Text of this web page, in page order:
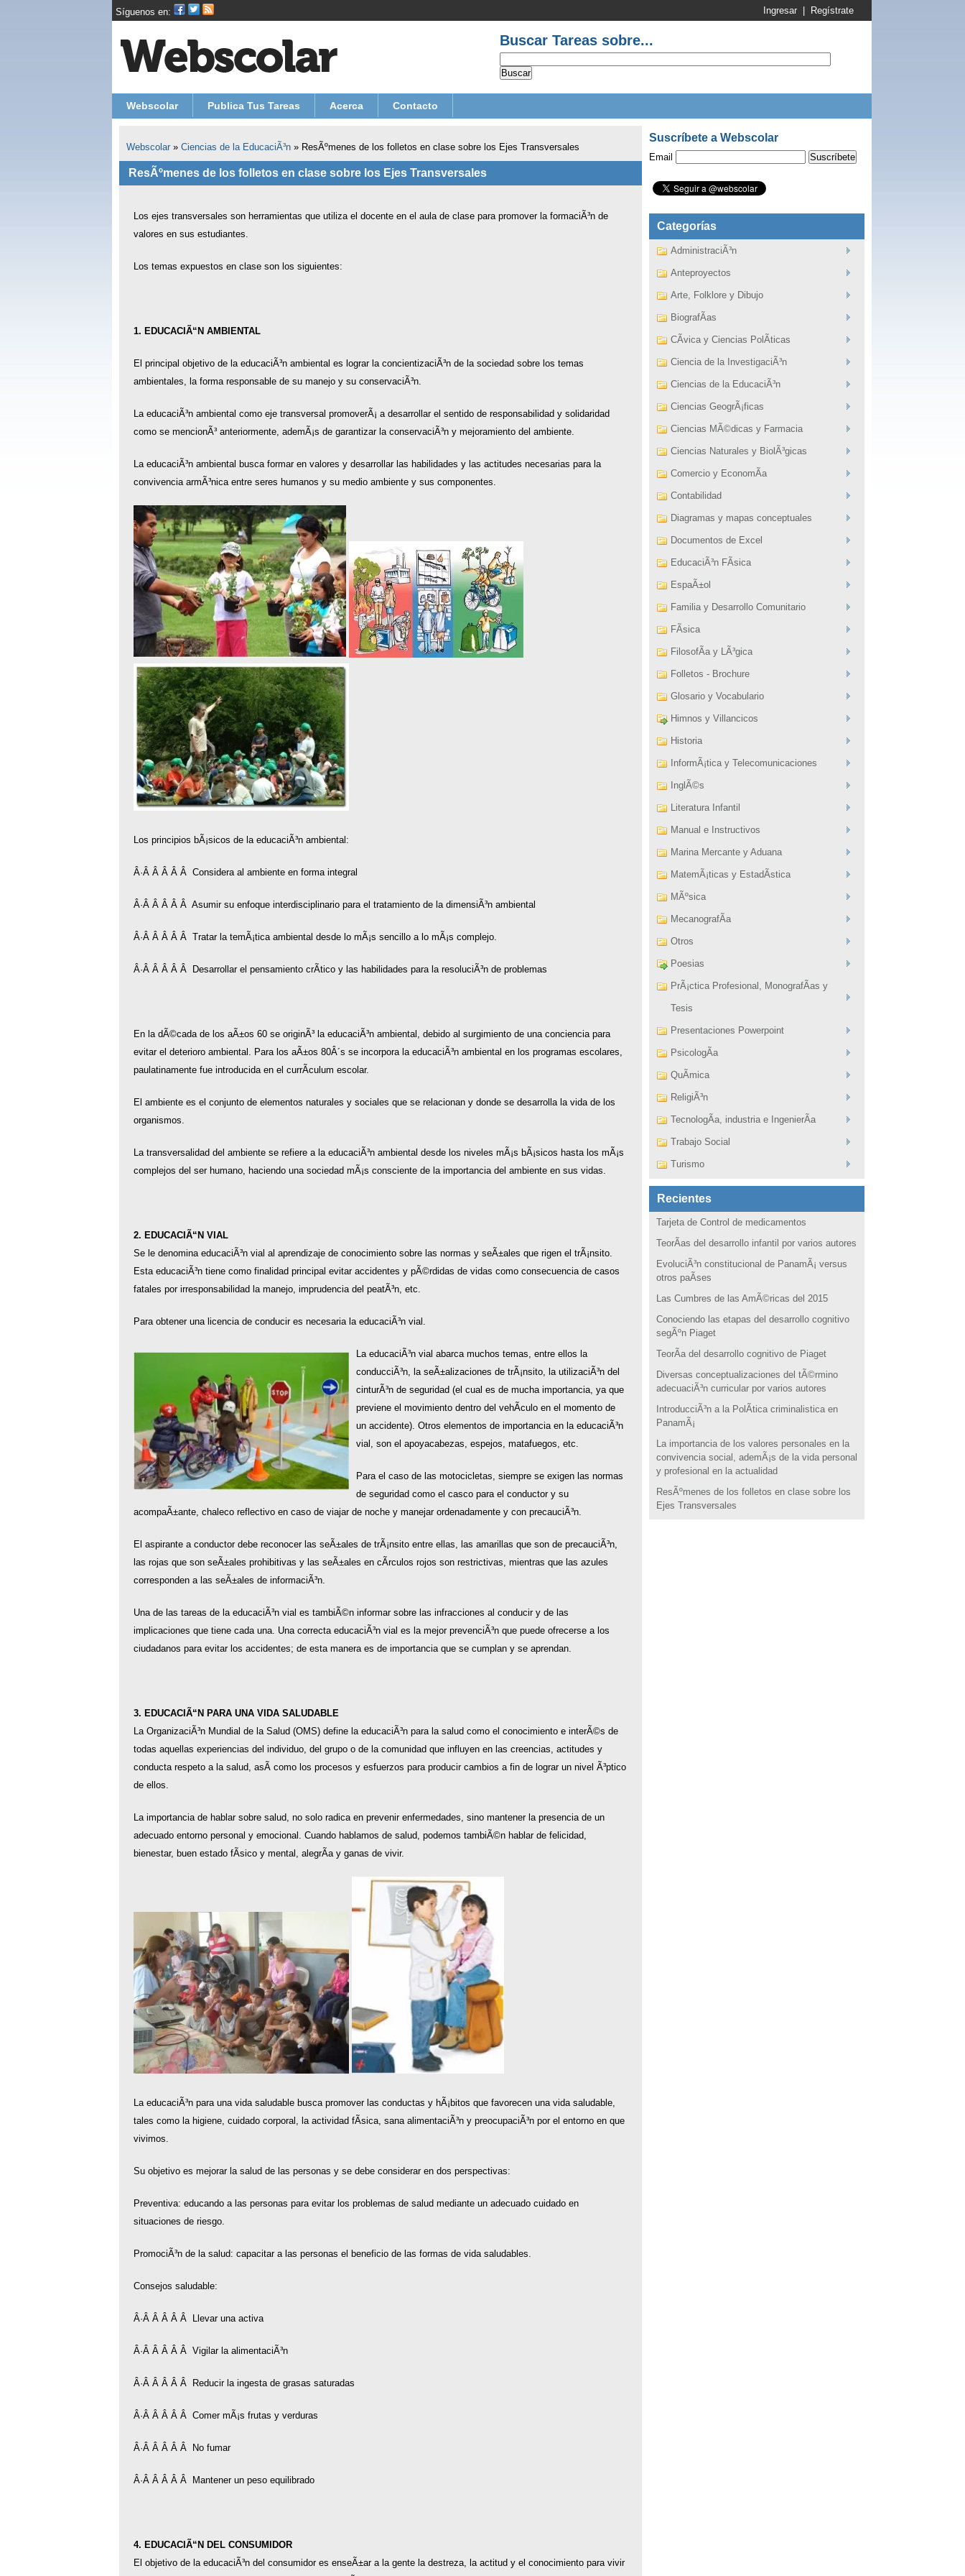
Síguenos en: Ingresar| Regístrate
Buscar Tareas sobre...
Webscolar Publica Tus Tareas Acerca Contacto
Webscolar» Ciencias de la EducaciÃ³n» ResÃºmenes de los folletos en clase sobre los Ejes Transversales
ResÃºmenes de los folletos en clase sobre los Ejes Transversales
Los ejes transversales son herramientas que utiliza el docente en el aula de clase para promover la formaciÃ³n de
valores en sus estudiantes.
Los temas expuestos en clase son los siguientes:
1. EDUCACIÃ“N AMBIENTAL
El principal objetivo de la educaciÃ³n ambiental es lograr la concientizaciÃ³n de la sociedad sobre los temas
ambientales, la forma responsable de su manejo y su conservaciÃ³n.
La educaciÃ³n ambiental como eje transversal promoverÃ¡ a desarrollar el sentido de responsabilidad y solidaridad
como se mencionÃ³ anteriormente, ademÃ¡s de garantizar la conservaciÃ³n y mejoramiento del ambiente.
La educaciÃ³n ambiental busca formar en valores y desarrollar las habilidades y las actitudes necesarias para la
convivencia armÃ³nica entre seres humanos y su medio ambiente y sus componentes.
Los principios bÃ¡sicos de la educaciÃ³n ambiental:
Â·Â Â Â Â Â Considera al ambiente en forma integral
Â·Â Â Â Â Â Asumir su enfoque interdisciplinario para el tratamiento de la dimensiÃ³n ambiental
Â·Â Â Â Â Â Tratar la temÃ¡tica ambiental desde lo mÃ¡s sencillo a lo mÃ¡s complejo.
Â·Â Â Â Â Â Desarrollar el pensamiento crÃ­tico y las habilidades para la resoluciÃ³n de problemas
En la dÃ©cada de los aÃ±os 60 se originÃ³ la educaciÃ³n ambiental, debido al surgimiento de una conciencia para
evitar el deterioro ambiental. Para los aÃ±os 80Â´s se incorpora la educaciÃ³n ambiental en los programas escolares,
paulatinamente fue introducida en el currÃ­culum escolar.
El ambiente es el conjunto de elementos naturales y sociales que se relacionan y donde se desarrolla la vida de los
organismos.
La transversalidad del ambiente se refiere a la educaciÃ³n ambiental desde los niveles mÃ¡s bÃ¡sicos hasta los mÃ¡s
complejos del ser humano, haciendo una sociedad mÃ¡s consciente de la importancia del ambiente en sus vidas.
2. EDUCACIÃ“N VIAL
Se le denomina educaciÃ³n vial al aprendizaje de conocimiento sobre las normas y seÃ±ales que rigen el trÃ¡nsito.
Esta educaciÃ³n tiene como finalidad principal evitar accidentes y pÃ©rdidas de vidas como consecuencia de casos
fatales por irresponsabilidad la manejo, imprudencia del peatÃ³n, etc.
Para obtener una licencia de conducir es necesaria la educaciÃ³n vial.
La educaciÃ³n vial abarca muchos temas, entre ellos la
conducciÃ³n, la seÃ±alizaciones de trÃ¡nsito, la utilizaciÃ³n del
cinturÃ³n de seguridad (el cual es de mucha importancia, ya que
previene el movimiento dentro del vehÃ­culo en el momento de
un accidente). Otros elementos de importancia en la educaciÃ³n
vial, son el apoyacabezas, espejos, matafuegos, etc.
Para el caso de las motocicletas, siempre se exigen las normas
de seguridad como el casco para el conductor y su
acompaÃ±ante, chaleco reflectivo en caso de viajar de noche y manejar ordenadamente y con precauciÃ³n.
El aspirante a conductor debe reconocer las seÃ±ales de trÃ¡nsito entre ellas, las amarillas que son de precauciÃ³n,
las rojas que son seÃ±ales prohibitivas y las seÃ±ales en cÃ­rculos rojos son restrictivas, mientras que las azules
corresponden a las seÃ±ales de informaciÃ³n.
Una de las tareas de la educaciÃ³n vial es tambiÃ©n informar sobre las infracciones al conducir y de las
implicaciones que tiene cada una. Una correcta educaciÃ³n vial es la mejor prevenciÃ³n que puede ofrecerse a los
ciudadanos para evitar los accidentes; de esta manera es de importancia que se cumplan y se aprendan.
3. EDUCACIÃ“N PARA UNA VIDA SALUDABLE
La OrganizaciÃ³n Mundial de la Salud (OMS) define la educaciÃ³n para la salud como el conocimiento e interÃ©s de
todas aquellas experiencias del individuo, del grupo o de la comunidad que influyen en las creencias, actitudes y
conducta respeto a la salud, asÃ­ como los procesos y esfuerzos para producir cambios a fin de lograr un nivel Ã³ptico
de ellos.
La importancia de hablar sobre salud, no solo radica en prevenir enfermedades, sino mantener la presencia de un
adecuado entorno personal y emocional. Cuando hablamos de salud, podemos tambiÃ©n hablar de felicidad,
bienestar, buen estado fÃ­sico y mental, alegrÃ­a y ganas de vivir.
La educaciÃ³n para una vida saludable busca promover las conductas y hÃ¡bitos que favorecen una vida saludable,
tales como la higiene, cuidado corporal, la actividad fÃ­sica, sana alimentaciÃ³n y preocupaciÃ³n por el entorno en que
vivimos.
Su objetivo es mejorar la salud de las personas y se debe considerar en dos perspectivas:
Preventiva: educando a las personas para evitar los problemas de salud mediante un adecuado cuidado en
situaciones de riesgo.
PromociÃ³n de la salud: capacitar a las personas el beneficio de las formas de vida saludables.
Consejos saludable:
Â·Â Â Â Â Â Llevar una activa
Â·Â Â Â Â Â Vigilar la alimentaciÃ³n
Â·Â Â Â Â Â Reducir la ingesta de grasas saturadas
Â·Â Â Â Â Â Comer mÃ¡s frutas y verduras
Â·Â Â Â Â Â No fumar
Â·Â Â Â Â Â Mantener un peso equilibrado
4. EDUCACIÃ“N DEL CONSUMIDOR
El objetivo de la educaciÃ³n del consumidor es enseÃ±ar a la gente la destreza, la actitud y el conocimiento para vivir
Suscríbete a Webscolar
Email
Categorías
AdministraciÃ³n
Anteproyectos
Arte, Folklore y Dibujo
BiografÃ­as
CÃ­vica y Ciencias PolÃ­ticas
Ciencia de la InvestigaciÃ³n
Ciencias de la EducaciÃ³n
Ciencias GeogrÃ¡ficas
Ciencias MÃ©dicas y Farmacia
Ciencias Naturales y BiolÃ³gicas
Comercio y EconomÃ­a
Contabilidad
Diagramas y mapas conceptuales
Documentos de Excel
EducaciÃ³n FÃ­sica
EspaÃ±ol
Familia y Desarrollo Comunitario
FÃ­sica
FilosofÃ­a y LÃ³gica
Folletos - Brochure
Glosario y Vocabulario
Himnos y Villancicos
Historia
InformÃ¡tica y Telecomunicaciones
InglÃ©s
Literatura Infantil
Manual e Instructivos
Marina Mercante y Aduana
MatemÃ¡ticas y EstadÃ­stica
MÃºsica
MecanografÃ­a
Otros
Poesias
PrÃ¡ctica Profesional, MonografÃ­as y
Tesis
Presentaciones Powerpoint
PsicologÃ­a
QuÃ­mica
ReligiÃ³n
TecnologÃ­a, industria e IngenierÃ­a
Trabajo Social
Turismo
Recientes
Tarjeta de Control de medicamentos
TeorÃ­as del desarrollo infantil por varios autores
EvoluciÃ³n constitucional de PanamÃ¡ versus
otros paÃ­ses
Las Cumbres de las AmÃ©ricas del 2015
Conociendo las etapas del desarrollo cognitivo
segÃºn Piaget
TeorÃ­a del desarrollo cognitivo de Piaget
Diversas conceptualizaciones del tÃ©rmino
adecuaciÃ³n curricular por varios autores
IntroducciÃ³n a la PolÃ­tica criminalistica en
PanamÃ¡
La importancia de los valores personales en la
convivencia social, ademÃ¡s de la vida personal
y profesional en la actualidad
ResÃºmenes de los folletos en clase sobre los
Ejes Transversales